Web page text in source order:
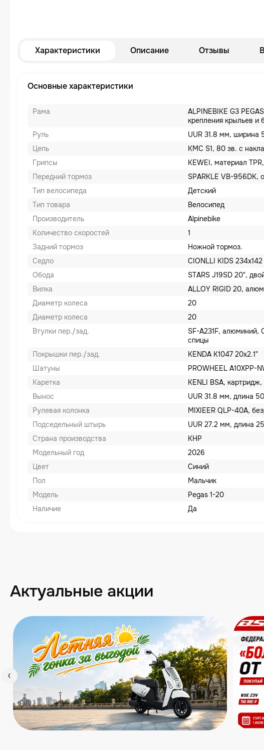
Характеристики Описание Отзывы
Основные характеристики
Рама
ALPINEBIKE G3
крепления крыльев и
Руль
UUR 31.8 мм, ширина
Цепь
KMC S1, 80 зв. с
Грипсы
KEWEI, материал
Передний тормоз
SPARKLE VB-956DK,
Тип велосипеда
Детский
Тип товара
Велосипед
Производитель
Alpinebike
Количество скоростей
1
Задний тормоз
Ножной тормоз.
Седло
CIONLLI KIDS
Обода
STARS J19SD 20",
Вилка
ALLOY RIGID 20,
Диаметр колеса
20
Диаметр колеса
20
Втулки пер./зад.
SF-A231F, алюминий,
спицы
Покрышки пер./зад.
KENDA K1047 20x2.1"
Шатуны
PROWHEEL A10XPP-
Каретка
KENLI BSA,
Вынос
UUR 31.8 мм, длина
Рулевая колонка
MIXIEER QLP-40A,
Подседельный штырь
UUR 27.2 мм, длина
Страна производства
КНР
Модельный год
2026
Цвет
Синий
Пол
Мальчик
Модель
Pegas 1-20
Наличие
Да
Актуальные акции